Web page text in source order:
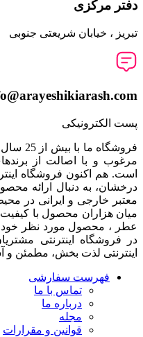
دفتر مرکزی
تبریز ، خیابان شریعتی جنوبی
پست الکترونیکی
مرغوب و با اصالت از
است. هم اکنون فروشگاه
درخشان، به دنبال ارائه
معتبر خارجی و ايرانی در
ميان هزاران محصول با
عطر ، محصول مورد نظر خود
در فروشگاه اینترنتی
اینترنتی لذت بخش، مطمئن و
فهرست سفارشی
تماس با ما
درباره ما
مجله
قوانین و مقرارات